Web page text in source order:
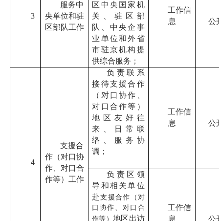
3
服务中
央单位和驻
区部队工作
区中央国家机
关、驻区部
队、中央企事
业单位和外省
市驻京机构提
供综合服务；
工作信
息
公
4
支援合
作（对口协
作、对口合
作等）工作
负责联系
接待支援合作
（对口协作、
对口合作等）
地区友好往
来、日常联
络、服务协
调；
工作信
息
公
负责区领
导和相关单位
赴支援合作（对
口协作、对口合
作等） 地区出访
工作信
息
公